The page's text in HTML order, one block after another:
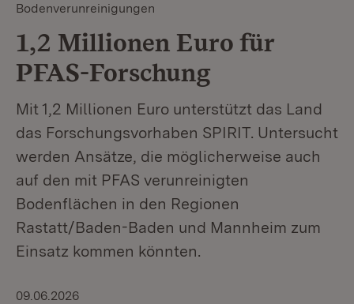
Bodenverunreinigungen
1,2 Millionen Euro für
PFAS-Forschung
Mit 1,2 Millionen Euro unterstützt das Land
das Forschungsvorhaben SPIRIT. Untersucht
werden Ansätze, die möglicherweise auch
auf den mit PFAS verunreinigten
Bodenflächen in den Regionen
Rastatt/Baden-Baden und Mannheim zum
Einsatz kommen könnten.
09.06.2026